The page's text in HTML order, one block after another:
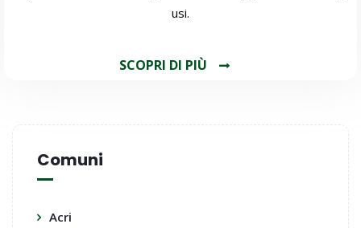
usi.
SCOPRI DI PIÙ
Comuni
Acri